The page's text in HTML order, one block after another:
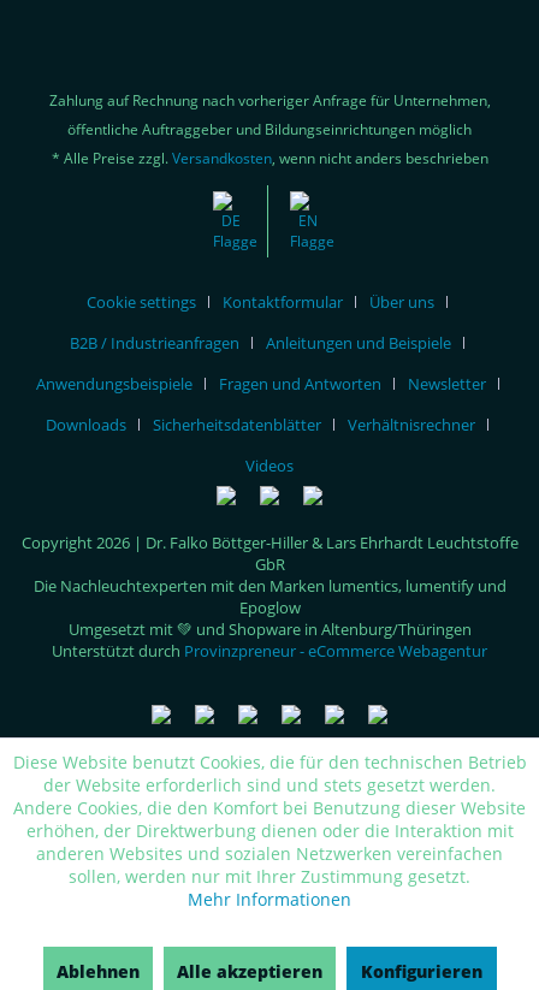
Zahlung auf Rechnung nach vorheriger Anfrage für Unternehmen,
öffentliche Auftraggeber und Bildungseinrichtungen möglich
* Alle Preise zzgl.Versandkosten, wenn nicht anders beschrieben
Cookie settings Kontaktformular
Über uns
B2B / Industrieanfragen
Anleitungen und Beispiele
Anwendungsbeispiele
Fragen und Antworten
Newsletter
Downloads
Sicherheitsdatenblätter
Verhältnisrechner
Videos
Copyright 2026 | Dr. Falko Böttger-Hiller & Lars Ehrhardt Leuchtstoffe
GbR
Die Nachleuchtexperten mit den Marken lumentics, lumentify und
Epoglow
Umgesetzt mit 💚 und Shopware in Altenburg/Thüringen
Unterstützt durch Provinzpreneur - eCommerce Webagentur
Diese Website benutzt Cookies, die für den technischen Betrieb
der Website erforderlich sind und stets gesetzt werden.
Andere Cookies, die den Komfort bei Benutzung dieser Website
erhöhen, der Direktwerbung dienen oder die Interaktion mit
anderen Websites und sozialen Netzwerken vereinfachen
sollen, werden nur mit Ihrer Zustimmung gesetzt.
Mehr Informationen
Ablehnen Alle akzeptieren Konfigurieren